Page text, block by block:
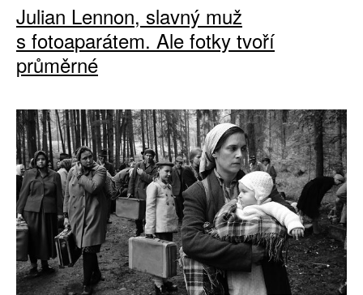
Julian Lennon, slavný muž
s fotoaparátem. Ale fotky tvoří
průměrné